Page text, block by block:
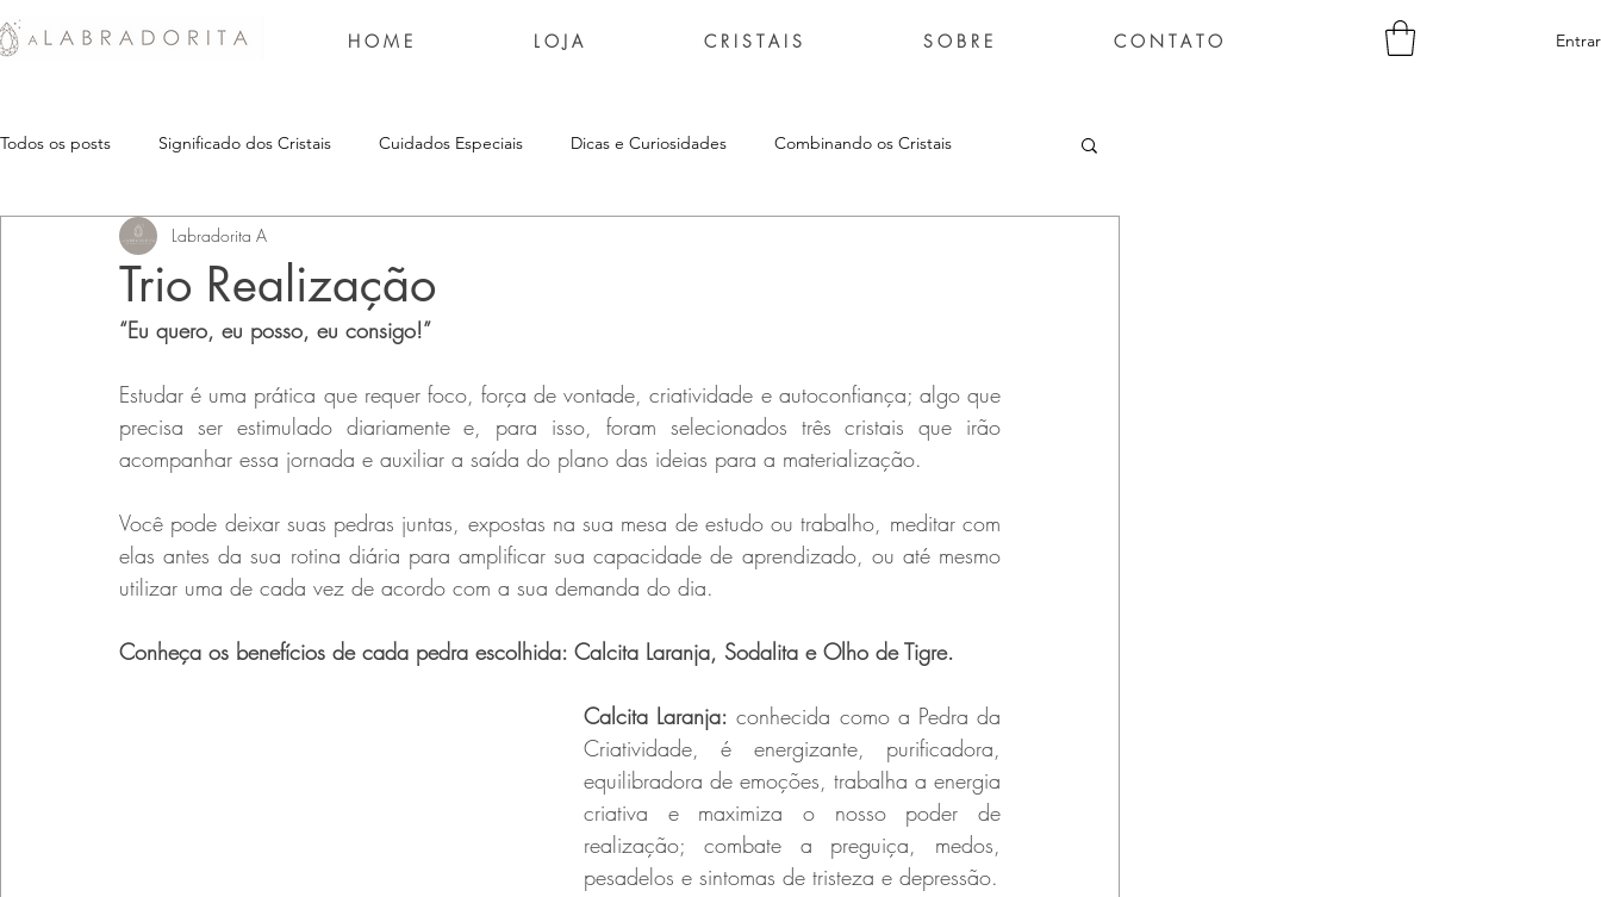
H O M E L O J A C R I S T A I S S O B R E C O N T A T O Entrar
Todos os posts Significado dos Cristais Cuidados Especiais Dicas e Curiosidades Combinando os Cristais
Trio Realização
Labradorita A
“Eu quero, eu posso, eu consigo!”
Estudar é uma prática que requer foco, força de vontade, criatividade e autoconfiança; algo que
precisa ser estimulado diariamente e, para isso, foram selecionados três cristais que irão
acompanhar essa jornada e auxiliar a saída do plano das ideias para a materialização.
Você pode deixar suas pedras juntas, expostas na sua mesa de estudo ou trabalho, meditar com
elas antes da sua rotina diária para amplificar sua capacidade de aprendizado, ou até mesmo
utilizar uma de cada vez de acordo com a sua demanda do dia.
Conheça os benefícios de cada pedra escolhida: Calcita Laranja, Sodalita e Olho de Tigre.
Calcita Laranja: conhecida como a Pedra da
Criatividade, é energizante, purificadora,
equilibradora de emoções, trabalha a energia
criativa e maximiza o nosso poder de
realização; combate a preguiça, medos,
pesadelos e sintomas de tristeza e depressão.